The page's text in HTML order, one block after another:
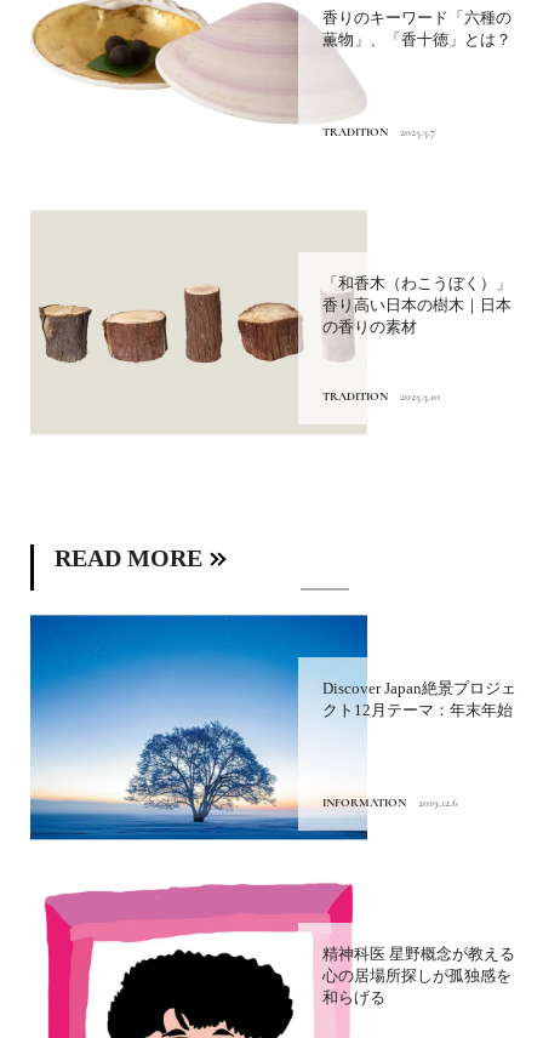
香りのキーワード「六種の
薫物」、「香十徳」とは？
TRADITION 2025.5.7
「和香木（わこうぼく）」
香り高い日本の樹木｜日本
の香りの素材
TRADITION 2025.5.10
READ MORE
Discover Japan絶景プロジェ
クト12月テーマ：年末年始
INFORMATION 2019.12.6
精神科医 星野概念が教える
心の居場所探しが孤独感を
和らげる